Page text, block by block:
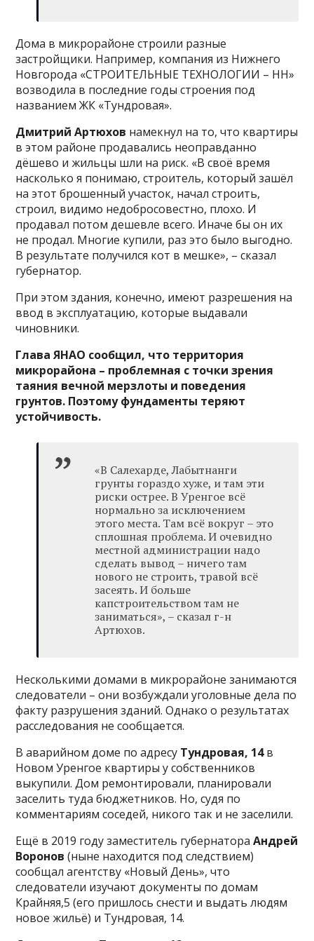
Дома в микрорайоне строили разные
застройщики. Например, компания из Нижнего
Новгорода «СТРОИТЕЛЬНЫЕ ТЕХНОЛОГИИ – НН»
возводила в последние годы строения под
названием ЖК «Тундровая».
Дмитрий Артюхов намекнул на то, что квартиры
в этом районе продавались неоправданно
дёшево и жильцы шли на риск. «В своё время
насколько я понимаю, строитель, который зашёл
на этот брошенный участок, начал строить,
строил, видимо недобросовестно, плохо. И
продавал потом дешевле всего. Иначе бы он их
не продал. Многие купили, раз это было выгодно.
В результате получился кот в мешке», – сказал
губернатор.
При этом здания, конечно, имеют разрешения на
ввод в эксплуатацию, которые выдавали
чиновники.
Глава ЯНАО сообщил, что территория
микрорайона – проблемная с точки зрения
таяния вечной мерзлоты и поведения
грунтов. Поэтому фундаменты теряют
устойчивость.
«В Салехарде, Лабытнанги
грунты гораздо хуже, и там эти
риски острее. В Уренгое всё
нормально за исключением
этого места. Там всё вокруг – это
сплошная проблема. И очевидно
местной администрации надо
сделать вывод – ничего там
нового не строить, травой всё
засеять. И больше
капстроительством там не
заниматься», – сказал г-н
Артюхов.
Несколькими домами в микрорайоне занимаются
следователи – они возбуждали уголовные дела по
факту разрушения зданий. Однако о результатах
расследования не сообщается.
В аварийном доме по адресу Тундровая, 14в
Новом Уренгое квартиры у собственников
выкупили. Дом ремонтировали, планировали
заселить туда бюджетников. Но, судя по
комментариям соседей, никого так и не заселили.
Ещё в 2019 году заместитель губернатораАндрей
Воронов (ныне находится под следствием)
сообщал агентству «Новый День», что
следователи изучают документы по домам
Крайняя,5 (его пришлось снести и выдать людям
новое жильё) и Тундровая, 14.